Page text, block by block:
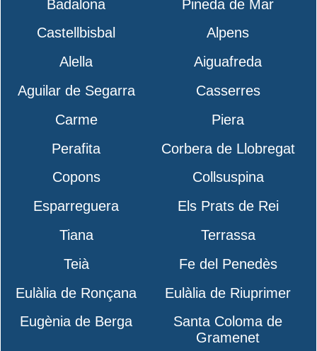
Badalona
Pineda de Mar
Castellbisbal
Alpens
Alella
Aiguafreda
Aguilar de Segarra
Casserres
Carme
Piera
Perafita
Corbera de Llobregat
Copons
Collsuspina
Esparreguera
Els Prats de Rei
Tiana
Terrassa
Teià
Fe del Penedès
Eulàlia de Ronçana
Eulàlia de Riuprimer
Eugènia de Berga
Santa Coloma de
Gramenet